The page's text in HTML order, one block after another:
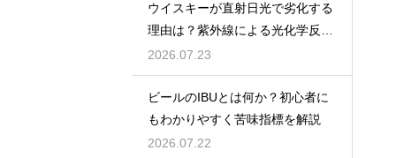
ウイスキーが直射日光で劣化する
理由は？紫外線による光化学反応
で風味が損なわれるため
2026.07.23
ビールのIBUとは何か？初心者に
もわかりやすく苦味指標を解説
2026.07.22